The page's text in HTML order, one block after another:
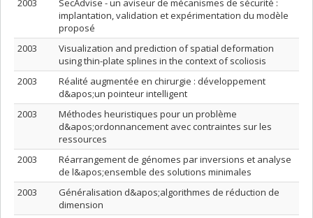
2003
SecAdvise - un aviseur de mécanismes de sécurité :
implantation, validation et expérimentation du modèle
proposé
2003
Visualization and prediction of spatial deformation
using thin-plate splines in the context of scoliosis
2003
Réalité augmentée en chirurgie : développement
d&apos;un pointeur intelligent
2003
Méthodes heuristiques pour un problème
d&apos;ordonnancement avec contraintes sur les
ressources
2003
Réarrangement de génomes par inversions et analyse
de l&apos;ensemble des solutions minimales
2003
Généralisation d&apos;algorithmes de réduction de
dimension